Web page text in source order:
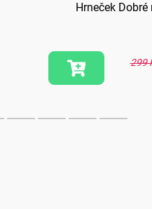
Hrneček
299